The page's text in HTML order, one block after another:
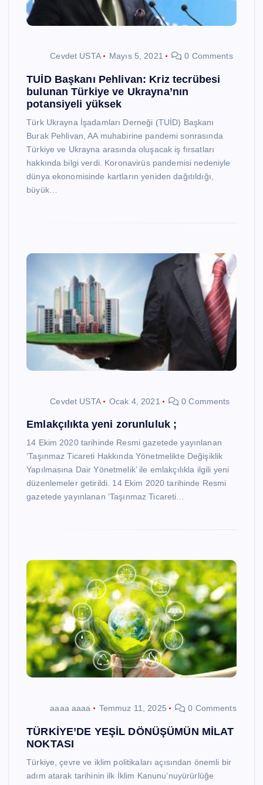
Cevdet USTA Mayıs 5, 2021 0 Comments
TUİD Başkanı Pehlivan: Kriz tecrübesi
bulunan Türkiye ve Ukrayna’nın
potansiyeli yüksek
Türk Ukrayna İşadamları Derneği (TUİD) Başkanı
Burak Pehlivan, AA muhabirine pandemi sonrasında
Türkiye ve Ukrayna arasında oluşacak iş fırsatları
hakkında bilgi verdi. Koronavirüs pandemisi nedeniyle
dünya ekonomisinde kartların yeniden dağıtıldığı,
büyük…
Cevdet USTA Ocak 4, 2021 0 Comments
Emlakçılıkta yeni zorunluluk ;
14 Ekim 2020 tarihinde Resmi gazetede yayınlanan
‘Taşınmaz Ticareti Hakkında Yönetmelikte Değişiklik
Yapılmasına Dair Yönetmelik’ ile emlakçılıkla ilgili yeni
düzenlemeler getirildi. 14 Ekim 2020 tarihinde Resmi
gazetede yayınlanan ‘Taşınmaz Ticareti…
aaaa aaaa Temmuz 11, 2025 0 Comments
TÜRKİYE’DE YEŞİL DÖNÜŞÜMÜN MİLAT
NOKTASI
Türkiye, çevre ve iklim politikaları açısından önemli bir
adım atarak tarihinin ilk İklim Kanunu’nuyürürlüğe